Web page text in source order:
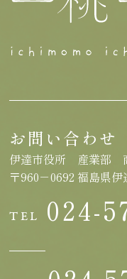
お問い合わせ
伊達市役所 産業部
〒960－0692 福島県
TEL 024-